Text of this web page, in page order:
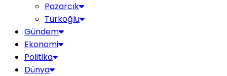
Pazarcık
Türkoğlu
Gündem
Ekonomi
Politika
Dünya